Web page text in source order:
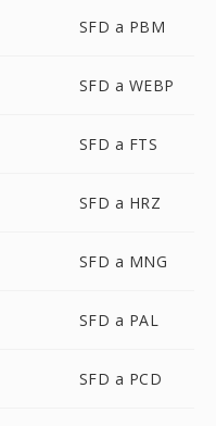
SFD a PBM
SFD a WEBP
SFD a FTS
SFD a HRZ
SFD a MNG
SFD a PAL
SFD a PCD